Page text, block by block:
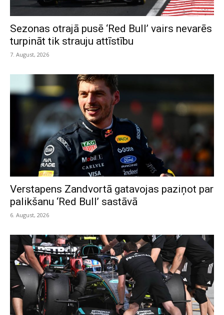
Sezonas otrajā pusē ‘Red Bull’ vairs nevarēs
turpināt tik strauju attīstību
7. August, 2026
Verstapens Zandvortā gatavojas paziņot par
palikšanu ‘Red Bull’ sastāvā
6. August, 2026